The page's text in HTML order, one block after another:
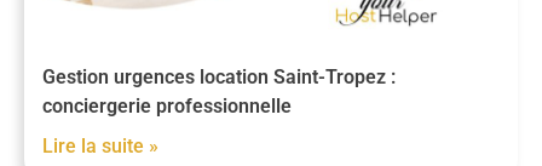
Gestion urgences location Saint-Tropez :
conciergerie professionnelle
Lire la suite »